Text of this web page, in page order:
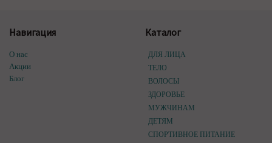
Навигация
О нас
Акции
Блог
Каталог
ДЛЯ ЛИЦА
ТЕЛО
ВОЛОСЫ
ЗДОРОВЬЕ
МУЖЧИНАМ
ДЕТЯМ
СПОРТИВНОЕ ПИТАНИЕ